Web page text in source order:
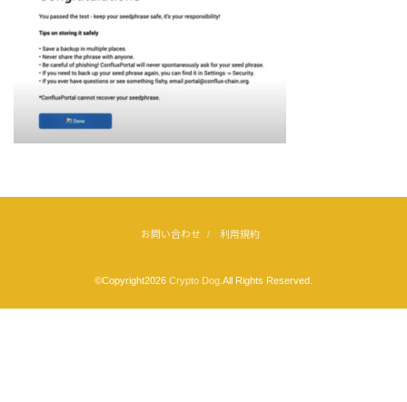
お問い合わせ 利用規約
©Copyright2026 Crypto Dog.All Rights Reserved.